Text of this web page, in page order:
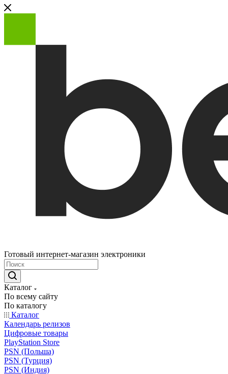
Готовый интернет-магазин электроники
Каталог
По всему сайту
По каталогу
Каталог
Календарь релизов
Цифровые товары
PlayStation Store
PSN (Польша)
PSN (Турция)
PSN (Индия)